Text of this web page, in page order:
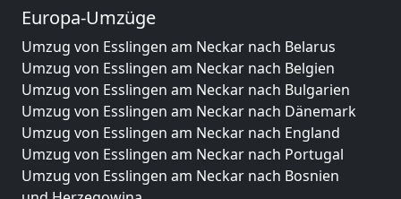
Europa-Umzüge
Umzug von Esslingen am Neckar nach Belarus
Umzug von Esslingen am Neckar nach Belgien
Umzug von Esslingen am Neckar nach Bulgarien
Umzug von Esslingen am Neckar nach Dänemark
Umzug von Esslingen am Neckar nach England
Umzug von Esslingen am Neckar nach Portugal
Umzug von Esslingen am Neckar nach Bosnien